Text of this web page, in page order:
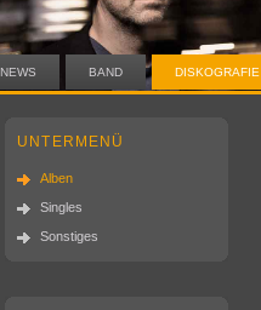
NEWS BAND DISKOGRAFIE
UNTERMENÜ
Alben
Singles
Sonstiges